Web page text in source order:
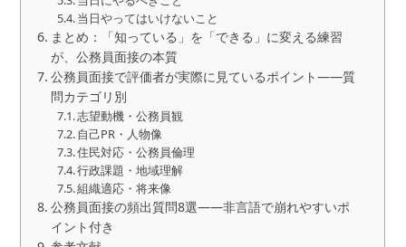
当日やってはいけないこと
まとめ：「知っている」を「できる」に変える練習
が、公務員面接の本質
公務員面接で評価者が実際に見ているポイント――質
問カテゴリ別
志望動機・公務員観
自己PR・人物像
住民対応・公務員倫理
行政課題・地域理解
組織適応・将来像
公務員面接の頻出質問8選——非言語で崩れやすいポ
イント付き